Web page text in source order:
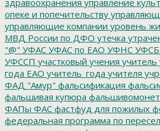
опеке и попечительству
управляющие компании уровень
МВД России по ДФО утечка
"@" УФАС УФАС по ЕАО УФНС УФСБ
УФССП участковый учения учитель
года ЕАО учитель_года учителя
ФАД "Амур" фальсификация
фальшивая купюра
ФАПы ФАС фастфуд для пожилых
федеральная программа по